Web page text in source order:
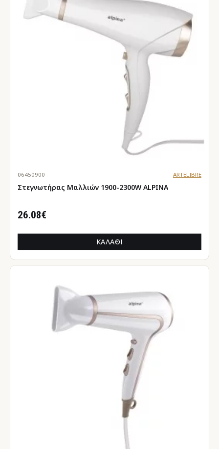
06450900 ARTELIBRE
Στεγνωτήρας Μαλλιών 1900-2300W ALPINA
26.08€
ΚΑΛΆΘΙ